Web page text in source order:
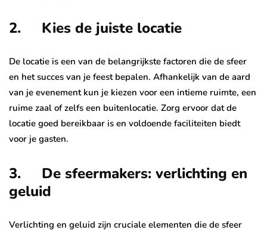
2. Kies de juiste locatie
De locatie is een van de belangrijkste factoren die de sfeer
en het succes van je feest bepalen. Afhankelijk van de aard
van je evenement kun je kiezen voor een intieme ruimte, een
ruime zaal of zelfs een buitenlocatie. Zorg ervoor dat de
locatie goed bereikbaar is en voldoende faciliteiten biedt
voor je gasten.
3. De sfeermakers: verlichting en
geluid
Verlichting en geluid zijn cruciale elementen die de sfeer